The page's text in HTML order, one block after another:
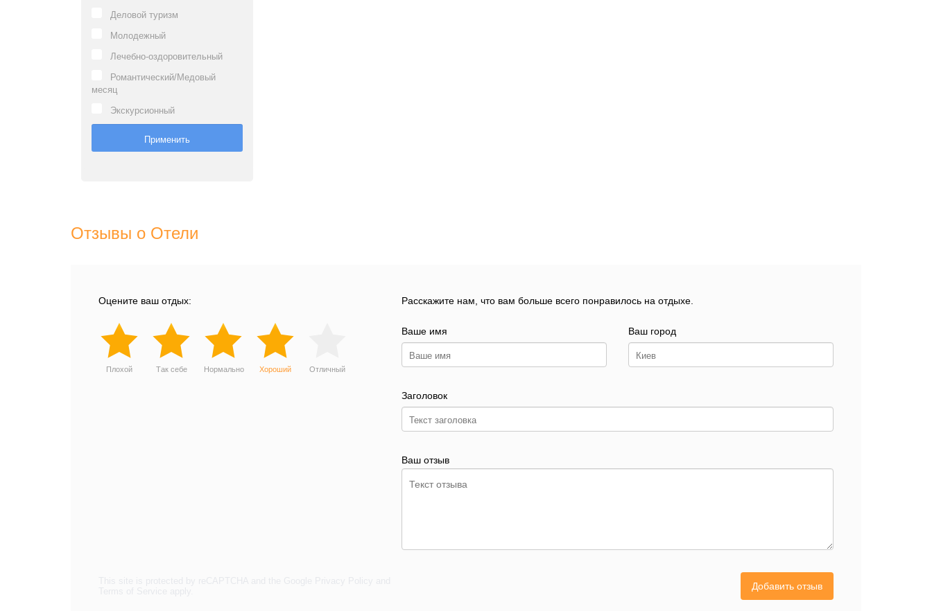
Деловой туризм
Молодежный
Лечебно-оздоровительный
Романтический/Медовый
месяц
Экскурсионный
Отзывы о Отели
Оцените ваш отдых:
Плохой Так себе Нормально Хороший Отличный
Расскажите нам, что вам больше всего понравилось на отдыхе.
Ваше имя Ваш город
Заголовок
Ваш отзыв
Добавить отзыв